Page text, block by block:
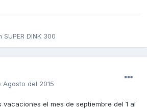
SUPER DINK 300
Agosto del 2015
vacaciones el mes de septiembre del 1 al